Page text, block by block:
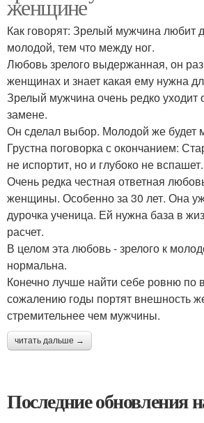
женщине
Как говорят: Зрелый мужчина любит
молодой, тем что между ног.
Любовь зрелого выдержанная, он
женщинах и знает какая ему нужна
Зрелый мужчина очень редко уходит
замене.
Он сделал выбор. Молодой же будет
Грустна поговорка с окончанием:
не испортит, но и глубоко не вспашет.
Очень редка честная ответная
женщины. Особенно за 30 лет. Она
дурочка ученица. Ей нужна база в
расчет.
В целом эта любовь - зрелого к
нормальна.
Конечно лучше найти себе ровню по
сожалению годы портят внешность
стремительнее чем мужчины.
читать дальше →
Последние обновления